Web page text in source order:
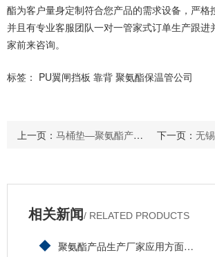
酯为客户量身定制符合您产品的需求设备，严格
并且有专业客服团队一对一管家式订单生产跟进
家前来咨询。
标签： PU翼闸挡板 靠背 聚氨酯保温管公司
上一页： 马桶垫—聚氨酯产品生产厂家的材料特性 下一页：无锡汇晟带
相关新闻/ RELATED PRODUCTS
◆ 聚氨酯产品生产厂家应用方面的问题